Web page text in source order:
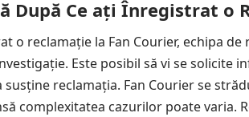
După Ce ați Înregistrat o
o reclamație la Fan Courier, echipa
Este posibil să vi se solicite
reclamația. Fan Courier se
complexitatea cazurilor poate varia.